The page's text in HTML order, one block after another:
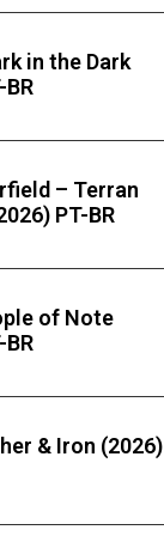
in the Dark
BR
– Terran
PT-BR
of Note
BR
& Iron (2026)